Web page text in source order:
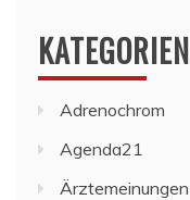
KATEGORIEN
Adrenochrom
Agenda21
Ärztemeinungen